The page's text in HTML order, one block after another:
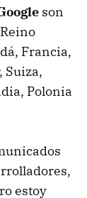
son
Francia,
Suiza,
Polonia
estoy